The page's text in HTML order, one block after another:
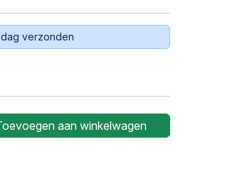
verzonden
aan winkelwagen